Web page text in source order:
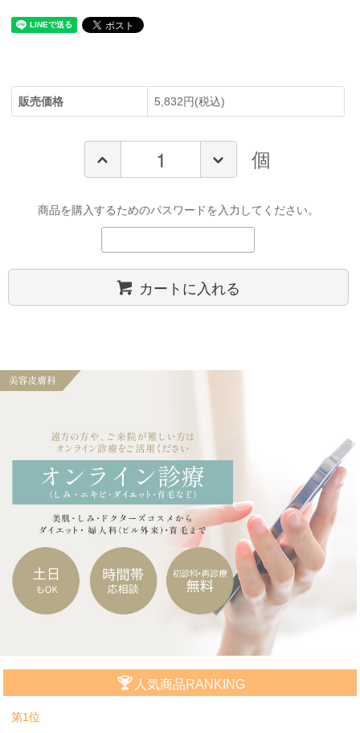
販売価格 5,832円(税込)
個
商品を購入するためのパスワードを入力してください。
カートに入れる
人気商品RANKING
第1位